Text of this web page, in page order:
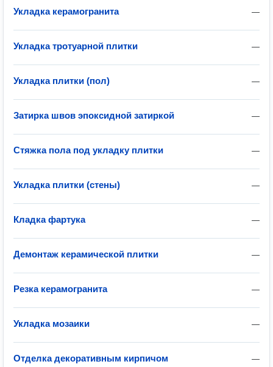
—
Укладка керамогранита
—
Укладка тротуарной плитки
—
Укладка плитки (пол)
—
Затирка швов эпоксидной затиркой
—
Стяжка пола под укладку плитки
—
Укладка плитки (стены)
—
Кладка фартука
—
Демонтаж керамической плитки
—
Резка керамогранита
—
Укладка мозаики
—
Отделка декоративным кирпичом